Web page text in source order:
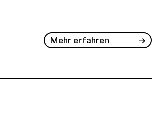
Mehr erfahren